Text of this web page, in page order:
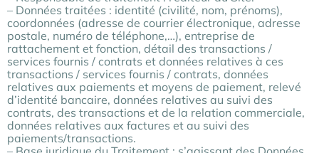
– Données traitées : identité (civilité, nom, prénoms),
coordonnées (adresse de courrier électronique, adresse
postale, numéro de téléphone,…), entreprise de
rattachement et fonction, détail des transactions /
services fournis / contrats et données relatives à ces
transactions / services fournis / contrats, données
relatives aux paiements et moyens de paiement, relevé
d’identité bancaire, données relatives au suivi des
contrats, des transactions et de la relation commerciale,
données relatives aux factures et au suivi des
paiements/transactions.